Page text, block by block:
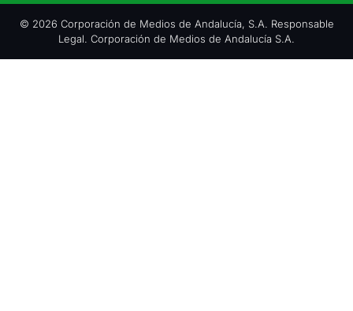
© 2026 Corporación de Medios de Andalucía, S.A. Responsable
Legal. Corporación de Medios de Andalucía S.A.